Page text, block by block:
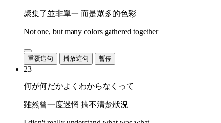
聚集了並非單一 而是眾多的色彩
Not one, but many colors gathered together
重覆這句 播放這句 暫停
23
何が何だかよくわからなくって
雖然曾一度迷惘 搞不清楚狀況